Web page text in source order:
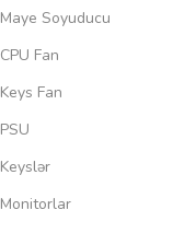
Maye Soyuducu
CPU Fan
Keys Fan
PSU
Keyslər
Monitorlar